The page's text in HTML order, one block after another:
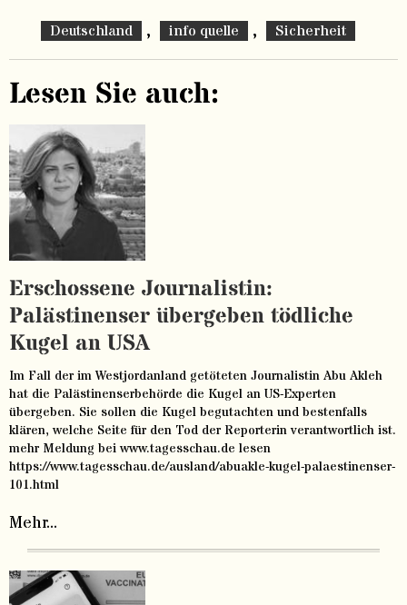
Deutschland , info quelle , Sicherheit
Lesen Sie auch:
Erschossene Journalistin:
Palästinenser übergeben tödliche
Kugel an USA
Im Fall der im Westjordanland getöteten Journalistin Abu Akleh
hat die Palästinenserbehörde die Kugel an US-Experten
übergeben. Sie sollen die Kugel begutachten und bestenfalls
klären, welche Seite für den Tod der Reporterin verantwortlich ist.
mehr Meldung bei www.tagesschau.de lesen
https://www.tagesschau.de/ausland/abuakle-kugel-palaestinenser-
101.html
Mehr...